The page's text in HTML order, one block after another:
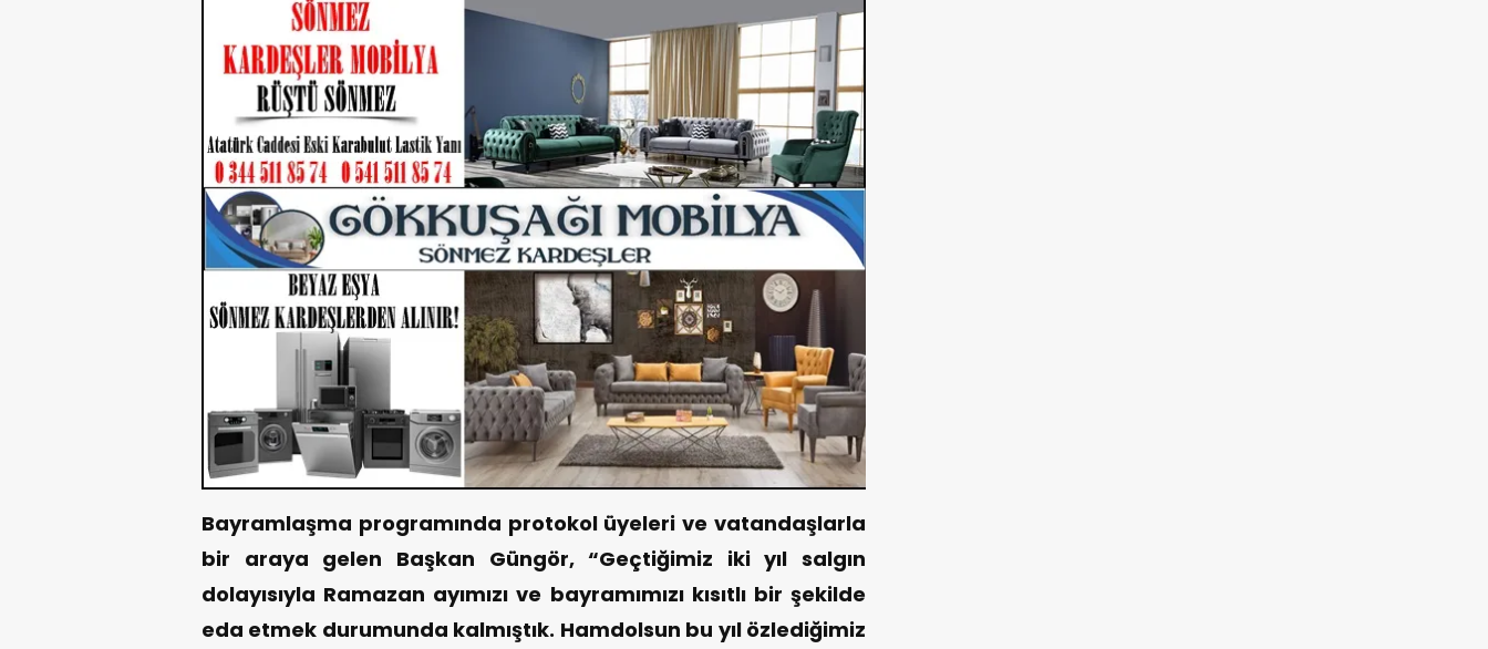
Bayramlaşma programında protokol üyeleri ve vatandaşlarla
bir araya gelen Başkan Güngör, “Geçtiğimiz iki yıl salgın
dolayısıyla Ramazan ayımızı ve bayramımızı kısıtlı bir şekilde
eda etmek durumunda kalmıştık. Hamdolsun bu yıl özlediğimiz